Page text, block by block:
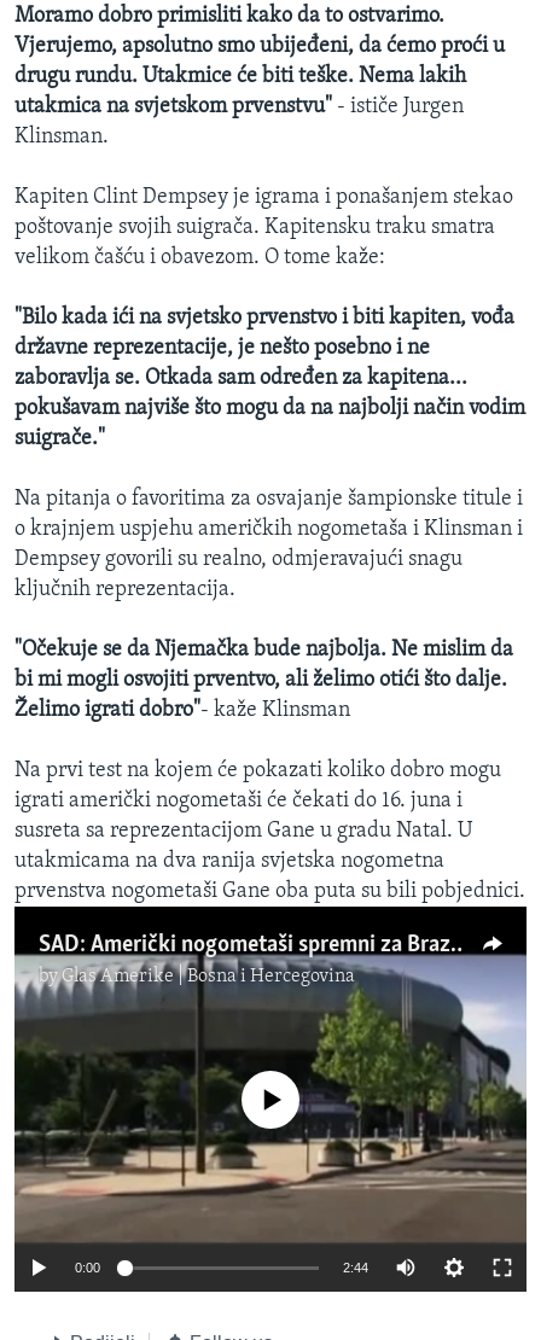
Moramo dobro primisliti kako da to ostvarimo.
Vjerujemo, apsolutno smo ubijeđeni, da ćemo proći u
drugu rundu. Utakmice će biti teške. Nema lakih
utakmica na svjetskom prvenstvu" - ističe Jurgen
Klinsman.
Kapiten Clint Dempsey je igrama i ponašanjem stekao
poštovanje svojih suigrača. Kapitensku traku smatra
velikom čašću i obavezom. O tome kaže:
"Bilo kada ići na svjetsko prvenstvo i biti kapiten, vođa
državne reprezentacije, je nešto posebno i ne
zaboravlja se. Otkada sam određen za kapitena...
pokušavam najviše što mogu da na najbolji način vodim
suigrače."
Na pitanja o favoritima za osvajanje šampionske titule i
o krajnjem uspjehu američkih nogometaša i Klinsman i
Dempsey govorili su realno, odmjeravajući snagu
ključnih reprezentacija.
"Očekuje se da Njemačka bude najbolja. Ne mislim da
bi mi mogli osvojiti prventvo, ali želimo otići što dalje.
Želimo igrati dobro"- kaže Klinsman
Na prvi test na kojem će pokazati koliko dobro mogu
igrati američki nogometaši će čekati do 16. juna i
susreta sa reprezentacijom Gane u gradu Natal. U
utakmicama na dva ranija svjetska nogometna
prvenstva nogometaši Gane oba puta su bili pobjednici.
SAD: Američki nogometaši spremni za Brazil
byGlas Amerike | Bosna i Hercegovina
No media source currently available
0:00 2:44